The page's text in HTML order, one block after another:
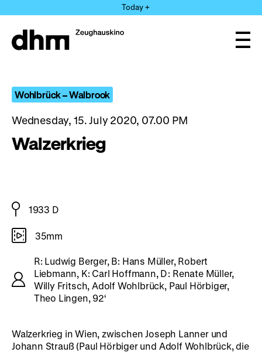
directly
the
Today +
Wohlbrück – Walbrook
Wednesday, 15. July 2020, 07.00 PM
Walzerkrieg
1933 D
35mm
R: Ludwig Berger, B: Hans Müller, Robert
Liebmann, K: Carl Hoffmann, D: Renate Müller,
Willy Fritsch, Adolf Wohlbrück, Paul Hörbiger,
Theo Lingen, 92‘
Walzerkrieg in Wien, zwischen Joseph Lanner und
Johann Strauß (Paul Hörbiger und Adolf Wohlbrück, die